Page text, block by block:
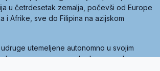
u četrdesetak zemalja, počevši od Europe
i Afrike, sve do Filipina na azijskom
utemeljene autonomno u svojim
su povezane preko krovne udruge